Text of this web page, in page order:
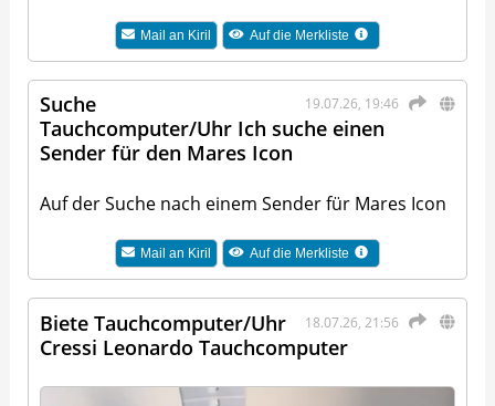
Mail an Kiril Auf die Merkliste
19.07.26, 19:46
Suche
Tauchcomputer/Uhr Ich suche einen
Sender für den Mares Icon
Auf der Suche nach einem Sender für Mares Icon
Mail an Kiril Auf die Merkliste
18.07.26, 21:56
Biete Tauchcomputer/Uhr
Cressi Leonardo Tauchcomputer